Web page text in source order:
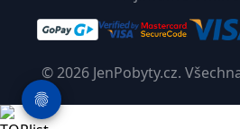
© 2026 JenPobyty.cz.